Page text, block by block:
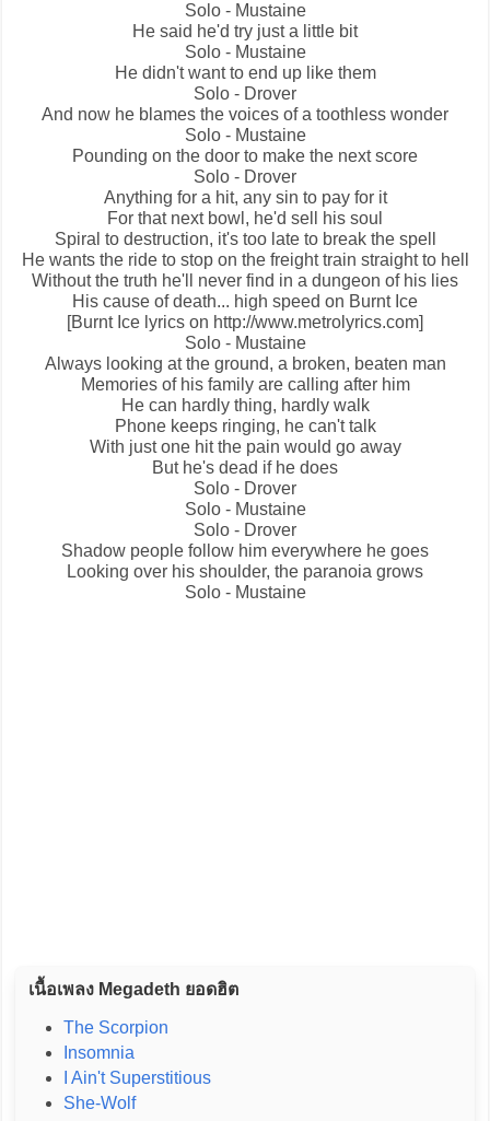
Solo - Mustaine
He said he'd try just a little bit
Solo - Mustaine
He didn't want to end up like them
Solo - Drover
And now he blames the voices of a toothless wonder
Solo - Mustaine
Pounding on the door to make the next score
Solo - Drover
Anything for a hit, any sin to pay for it
For that next bowl, he'd sell his soul
Spiral to destruction, it's too late to break the spell
He wants the ride to stop on the freight train straight to hell
Without the truth he'll never find in a dungeon of his lies
His cause of death... high speed on Burnt Ice
[Burnt Ice lyrics on http://www.metrolyrics.com]
Solo - Mustaine
Always looking at the ground, a broken, beaten man
Memories of his family are calling after him
He can hardly thing, hardly walk
Phone keeps ringing, he can't talk
With just one hit the pain would go away
But he's dead if he does
Solo - Drover
Solo - Mustaine
Solo - Drover
Shadow people follow him everywhere he goes
Looking over his shoulder, the paranoia grows
Solo - Mustaine
เนื้อเพลง Megadeth ยอดฮิต
The Scorpion
Insomnia
I Ain't Superstitious
She-Wolf